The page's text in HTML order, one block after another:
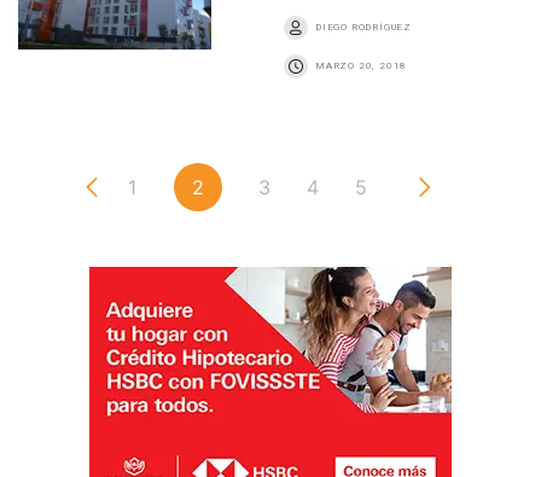
DIEGO RODRÍGUEZ
MARZO 20, 2018
1 2 3 4 5